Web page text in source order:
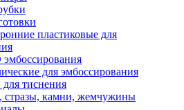
пластиковые для
для эмбоссирования
тиснения
стразы, камни, жемчужины